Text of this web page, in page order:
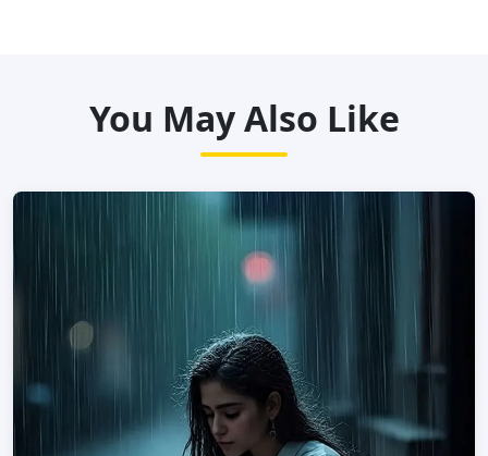
You May Also Like